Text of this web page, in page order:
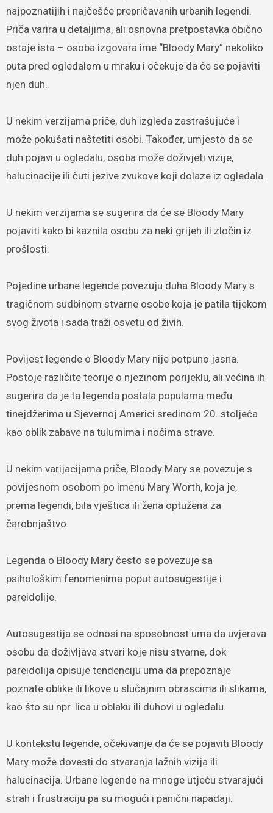
najpoznatijih i najčešće prepričavanih urbanih legendi.
Priča varira u detaljima, ali osnovna pretpostavka obično
ostaje ista – osoba izgovara ime “Bloody Mary” nekoliko
puta pred ogledalom u mraku i očekuje da će se pojaviti
njen duh.
U nekim verzijama priče, duh izgleda zastrašujuće i
može pokušati naštetiti osobi. Također, umjesto da se
duh pojavi u ogledalu, osoba može doživjeti vizije,
halucinacije ili čuti jezive zvukove koji dolaze iz ogledala.
U nekim verzijama se sugerira da će se Bloody Mary
pojaviti kako bi kaznila osobu za neki grijeh ili zločin iz
prošlosti.
Pojedine urbane legende povezuju duha Bloody Mary s
tragičnom sudbinom stvarne osobe koja je patila tijekom
svog života i sada traži osvetu od živih.
Povijest legende o Bloody Mary nije potpuno jasna.
Postoje različite teorije o njezinom porijeklu, ali većina ih
sugerira da je ta legenda postala popularna među
tinejdžerima u Sjevernoj Americi sredinom 20. stoljeća
kao oblik zabave na tulumima i noćima strave.
U nekim varijacijama priče, Bloody Mary se povezuje s
povijesnom osobom po imenu Mary Worth, koja je,
prema legendi, bila vještica ili žena optužena za
čarobnjaštvo.
Legenda o Bloody Mary često se povezuje sa
psihološkim fenomenima poput autosugestije i
pareidolije.
Autosugestija se odnosi na sposobnost uma da uvjerava
osobu da doživljava stvari koje nisu stvarne, dok
pareidolija opisuje tendenciju uma da prepoznaje
poznate oblike ili likove u slučajnim obrascima ili slikama,
kao što su npr. lica u oblaku ili duhovi u ogledalu.
U kontekstu legende, očekivanje da će se pojaviti Bloody
Mary može dovesti do stvaranja lažnih vizija ili
halucinacija. Urbane legende na mnoge utječu stvarajući
strah i frustraciju pa su mogući i panični napadaji.